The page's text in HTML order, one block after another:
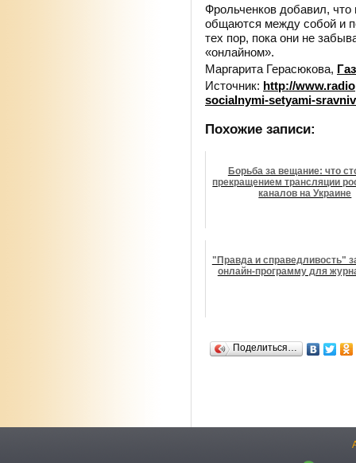
Фрольченков добавил, что
общаются между собой и
тех пор, пока они не
«онлайном».
Маргарита Герасюкова,
Источник: http://
socialnymi-setyami-
Похожие записи:
Борьба за вещание: что
прекращением трансляции
каналов на Украине
"Правда и справедливость"
онлайн-программу для
Поделиться…